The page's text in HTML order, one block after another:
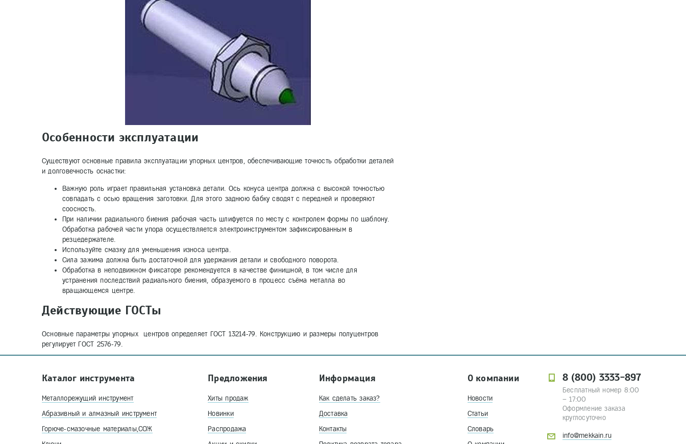
Особенности эксплуатации
Существуют основные правила эксплуатации упорных центров, обеспечивающие точность обработки деталей
и долговечность оснастки:
Важную роль играет правильная установка детали. Ось конуса центра должна с высокой точностью
совпадать с осью вращения заготовки. Для этого заднюю бабку сводят с передней и проверяют
соосность.
При наличии радиального биения рабочая часть шлифуется по месту с контролем формы по шаблону.
Обработка рабочей части упора осуществляется электроинструментом зафиксированным в
резцедержателе.
Используйте смазку для уменьшения износа центра.
Сила зажима должна быть достаточной для удержания детали и свободного поворота.
Обработка в неподвижном фиксаторе рекомендуется в качестве финишной, в том числе для
устранения последствий радиального биения, образуемого в процесс съёма металла во
вращающемся центре.
Действующие ГОСТы
Основные параметры упорных центров определяет ГОСТ 13214-79. Конструкцию и размеры полуцентров
регулирует ГОСТ 2576-79.
Каталог инструмента
Металлорежущий инструмент
Абразивный и алмазный инструмент
Горюче-смазочные материалы,СОЖ
Предложения
Хиты продаж
Новинки
Распродажа
Информация
Как сделать заказ?
Доставка
Контакты
О компании
Новости
Статьи
Словарь
8 (800) 3333-897
Бесплатный номер 8:00
– 17:00
Оформление заказа
круглосуточно
info@mekkain.ru